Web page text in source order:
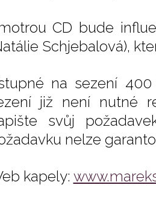
CD bude
Schjebalová),
na sezení
již není nutné
svůj
nelze
kapely: